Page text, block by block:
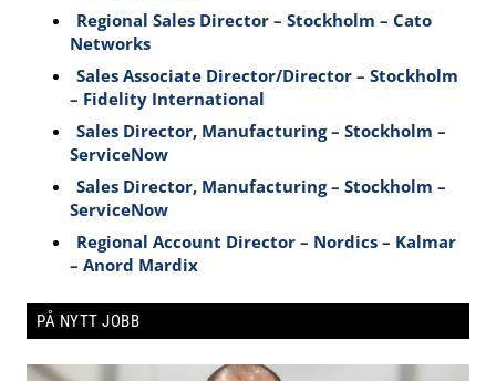
Regional Sales Director – Stockholm – Cato
Networks
Sales Associate Director/Director – Stockholm
– Fidelity International
Sales Director, Manufacturing – Stockholm –
ServiceNow
Sales Director, Manufacturing – Stockholm –
ServiceNow
Regional Account Director – Nordics – Kalmar
– Anord Mardix
PÅ NYTT JOBB